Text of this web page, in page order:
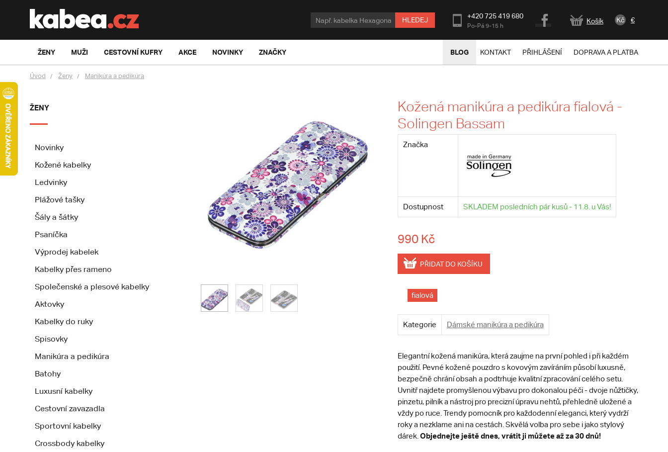
HLEDEJ +420 725 419 680
Po-Pá 9-15 h
Košík Kč €
ŽENY MUŽI CESTOVNÍ KUFRY AKCE NOVINKY ZNAČKY BLOG KONTAKT PŘIHLÁŠENÍ DOPRAVA A PLATBA
Úvod Ženy Manikúra a pedikúra
ŽENY
Novinky
Kožené kabelky
Ledvinky
Plážové tašky
Šály a šátky
Psaníčka
Výprodej kabelek
Kabelky přes rameno
Společenské a plesové kabelky
Aktovky
Kabelky do ruky
Spisovky
Manikúra a pedikúra
Batohy
Luxusní kabelky
Cestovní zavazadla
Sportovní kabelky
Crossbody kabelky
Kožená manikúra a pedikúra fialová -
Solingen Bassam
Značka
Dostupnost SKLADEM posledních pár kusů - 11.8. u Vás!
990 Kč
PŘIDAT DO KOŠÍKU
fialová
Kategorie Dámské manikúra a pedikúra
Elegantní kožená manikúra, která zaujme na první pohled i při každém
použití. Pevné kožené pouzdro s kovovým zavíráním působí luxusně,
bezpečně chrání obsah a podtrhuje kvalitní zpracování celého setu.
Uvnitř najdete promyšlenou výbavu pro dokonalou péči - dvoje nůžtičky,
pinzetu, pilník a nástroj pro precizní úpravu nehtů, přehledně uložené a
vždy po ruce. Trendy pomocník pro každodenní eleganci, který vydrží
roky a nezklame ani na cestách. Skvělá volba pro sebe i jako stylový
dárek. Objednejte ještě dnes, vrátit ji můžete až za 30 dnů!